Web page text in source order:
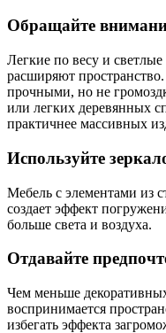
Обращайте
Легкие по весу и
расширяют
прочными, но не
или легких деревянных
практичнее массивных
Используйте
Мебель с элементами из
создает эффект
больше света и воздуха.
Отдавайте
Чем меньше
воспринимается
избегать эффекта